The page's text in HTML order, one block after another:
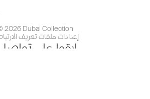
2026 Dubai Collection
إعدادات ملفات تعريف
ابقوا على تواصل